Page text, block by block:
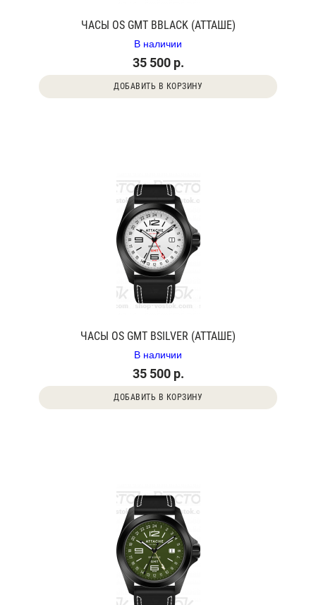
ЧАСЫ OS GMT BBLACK (АТТАШЕ)
В наличии
35 500 р.
ДОБАВИТЬ В КОРЗИНУ
ЧАСЫ OS GMT BSILVER (АТТАШЕ)
В наличии
35 500 р.
ДОБАВИТЬ В КОРЗИНУ